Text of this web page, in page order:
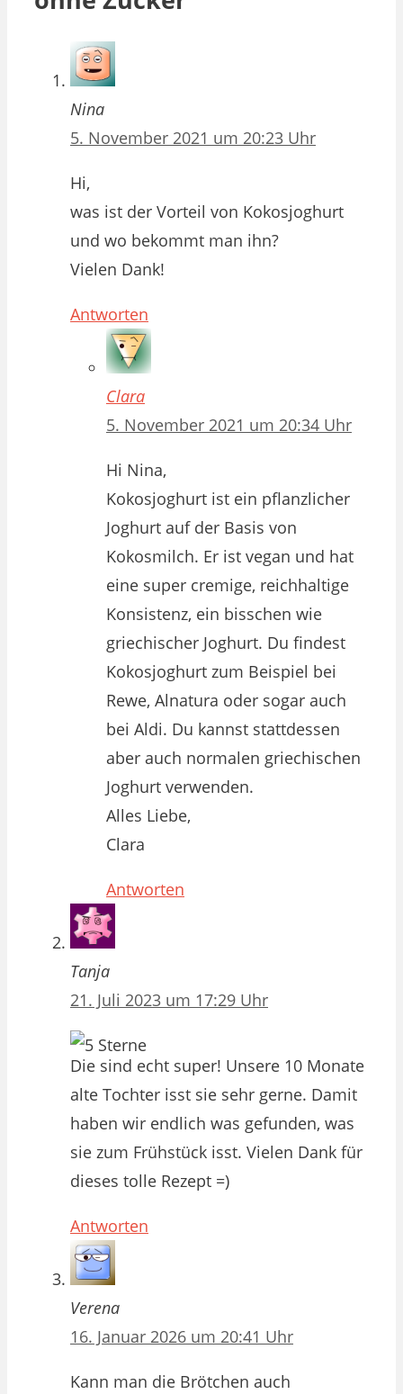
Nina
5. November 2021 um 20:23 Uhr
Hi,
was ist der Vorteil von Kokosjoghurt
und wo bekommt man ihn?
Vielen Dank!
Antworten
Clara
5. November 2021 um 20:34 Uhr
Hi Nina,
Kokosjoghurt ist ein pflanzlicher
Joghurt auf der Basis von
Kokosmilch. Er ist vegan und hat
eine super cremige, reichhaltige
Konsistenz, ein bisschen wie
griechischer Joghurt. Du findest
Kokosjoghurt zum Beispiel bei
Rewe, Alnatura oder sogar auch
bei Aldi. Du kannst stattdessen
aber auch normalen griechischen
Joghurt verwenden.
Alles Liebe,
Clara
Antworten
Tanja
21. Juli 2023 um 17:29 Uhr
Die sind echt super! Unsere 10 Monate
alte Tochter isst sie sehr gerne. Damit
haben wir endlich was gefunden, was
sie zum Frühstück isst. Vielen Dank für
dieses tolle Rezept =)
Antworten
Verena
16. Januar 2026 um 20:41 Uhr
Kann man die Brötchen auch